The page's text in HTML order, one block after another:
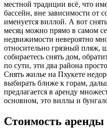
местной традиции всё, что
бассейн, вне зависимости от
именуется виллой. А вот
месяц можно прямо в самом
недвижимости невероятно
относительно грязный пляж,
собираетесь снять дом,
по сути, эти два района
Снять жилье на Пхукете
выбирать ближе к горам,
предлагается в аренду
основном, это виллы и
Стоимость аренды